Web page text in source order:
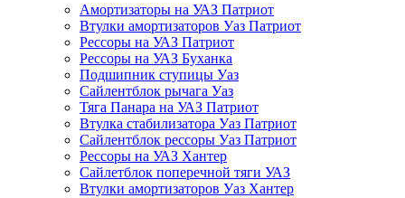
Амортизаторы на УАЗ Патриот
Втулки амортизаторов Уаз Патриот
Рессоры на УАЗ Патриот
Рессоры на УАЗ Буханка
Подшипник ступицы Уаз
Сайлентблок рычага Уаз
Тяга Панара на УАЗ Патриот
Втулка стабилизатора Уаз Патриот
Сайлентблок рессоры Уаз Патриот
Рессоры на УАЗ Хантер
Сайлетблок поперечной тяги УАЗ
Втулки амортизаторов Уаз Хантер